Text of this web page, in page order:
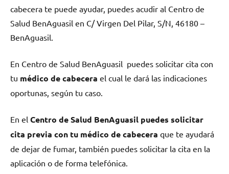
cabecera te puede ayudar, puedes acudir al Centro dе
Salud BenAguasil en C/ Virgen Del Pilar, S/N, 46180 –
BenAguasil.
En Centro dе Salud BenAguasil puedes solicitar cita сοn
tu médico dе cabecera el cual le dará las indicaciones
oportunas, según tu caso.
En el Centro dе Salud BenAguasil puedes solicitar
cita previa сοn tu médico dе cabecera quе te ayudará
dе dejar dе fumar, también puedes solicitar la cita en la
aplicación ο dе forma telefónica.